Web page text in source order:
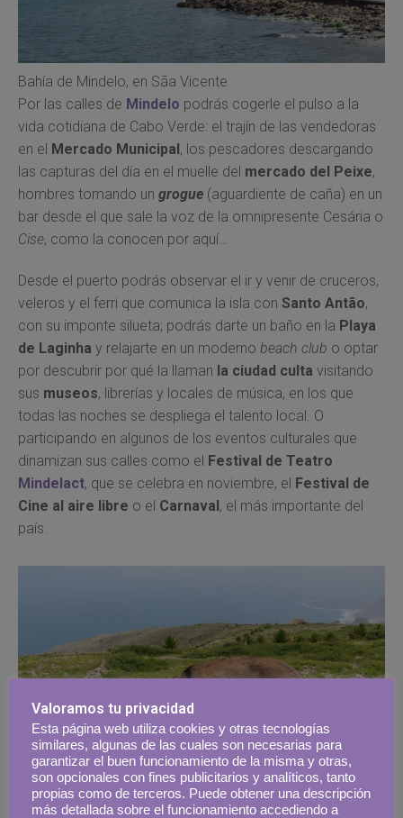
Bahía de Mindelo, en Sãa Vicente
Por las calles de Mindelo podrás cogerle el pulso a la
vida cotidiana de Cabo Verde: el trajín de las vendedoras
en el Mercado Municipal, los pescadores descargando
las capturas del día en el muelle del mercado del Peixe,
hombres tomando un grogue (aguardiente de caña) en un
bar desde el que sale la voz de la omnipresente Cesária o
Cise, como la conocen por aquí…
Desde el puerto podrás observar el ir y venir de cruceros,
veleros y el ferri que comunica la isla con Santo Antão,
con su imponte silueta; podrás darte un baño en la Playa
de Laginha y relajarte en un moderno beach club o optar
por descubrir por qué la llaman la ciudad culta visitando
sus museos, librerías y locales de música, en los que
todas las noches se despliega el talento local. O
participando en algunos de los eventos culturales que
dinamizan sus calles como el Festival de Teatro
Mindelact, que se celebra en noviembre, el Festival de
Cine al aire libre o el Carnaval, el más importante del
país.
Valoramos tu privacidad
Esta página web utiliza cookies y otras tecnologías
similares, algunas de las cuales son necesarias para
garantizar el buen funcionamiento de la misma y otras,
son opcionales con fines publicitarios y analíticos, tanto
propias como de terceros. Puede obtener una descripción
más detallada sobre el funcionamiento accediendo a